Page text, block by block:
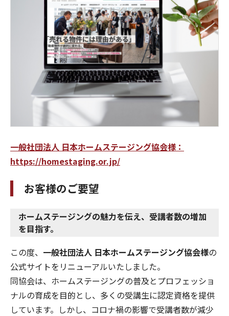
一般社団法人 日本ホームステージング協会様：
https://homestaging.or.jp/
お客様のご要望
ホームステージングの魅力を伝え、受講者数の増加
を目指す。
この度、 一般社団法人 日本ホームステージング協会様の
公式サイトをリニューアルいたしました。
同協会は、ホームステージングの普及とプロフェッショ
ナルの育成を目的とし、多くの受講生に認定資格を提供
しています。しかし、コロナ禍の影響で受講者数が減少